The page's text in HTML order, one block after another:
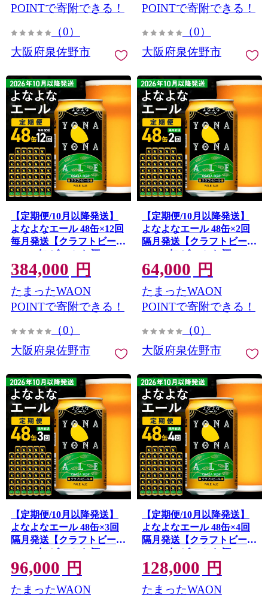
POINTで寄附できる！
（0）
大阪府泉佐野市
POINTで寄附できる！
（0）
大阪府泉佐野市
【定期便/10月以降発送】
よなよなエール 48缶×12回
毎月発送【クラフトビール
350ml 缶 ビール お酒 beer
びーる BBQ 宅飲み 家飲み
晩酌 高評価 家計応援 ヤッ
ホーブルーイング】 G4284
384,000 円
たまったWAON
POINTで寄附できる！
（0）
大阪府泉佐野市
【定期便/10月以降発送】
よなよなエール 48缶×2回
隔月発送【クラフトビール
350ml 缶 ビール お酒 beer
びーる BBQ 宅飲み 家飲み
晩酌 高評価 家計応援 ヤッ
ホーブルーイング】 G4285
64,000 円
たまったWAON
POINTで寄附できる！
（0）
大阪府泉佐野市
【定期便/10月以降発送】
よなよなエール 48缶×3回
隔月発送【クラフトビール
350ml 缶 ビール お酒 beer
びーる BBQ 宅飲み 家飲み
晩酌 高評価 家計応援 ヤッ
ホーブルーイング】 G4286
96,000 円
たまったWAON
【定期便/10月以降発送】
よなよなエール 48缶×4回
隔月発送【クラフトビール
350ml 缶 ビール お酒 beer
びーる BBQ 宅飲み 家飲み
晩酌 高評価 家計応援 ヤッ
ホーブルーイング】 G4287
128,000 円
たまったWAON